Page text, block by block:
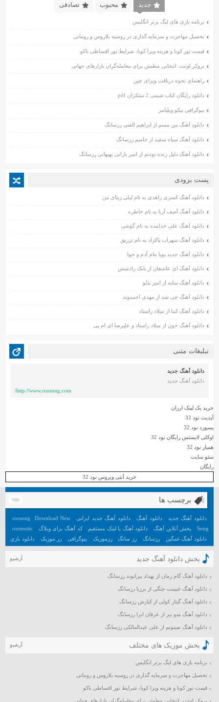
آبان ۱۴۰۲
مهر ۱۴۰۲
شهریور ۱۴۰۲
مرداد ۱۴۰۲
اردیبهشت ۱۴۰۲
فروردین ۱۴۰۲
آبان ۱۴۰۱
مهر ۱۴۰۱
اردیبهشت ۱۴۰۱
فروردین ۱۴۰۱
اسفند ۱۴۰۰
آبان ۱۴۰۰
مهر ۱۴۰۰
شهریور ۱۴۰۰
مرداد ۱۴۰۰
دی ۱۳۹۹
آذر ۱۳۹۹
مهر ۱۳۹۹
شهریور ۱۳۹۹
مرداد ۱۳۹۹
خرداد ۱۳۹۹
اردیبهشت ۱۳۹۹
اسفند ۱۳۹۸
بهمن ۱۳۹۸
دی ۱۳۹۸
آذر ۱۳۹۸
آبان ۱۳۹۸
مرداد ۱۳۹۸
تیر ۱۳۹۸
خرداد ۱۳۹۸
اردیبهشت ۱۳۹۸
فروردین ۱۳۹۸
بهمن ۱۳۹۷
دی ۱۳۹۷
آذر ۱۳۹۷
آبان ۱۳۹۷
جدید محبوب تصادفی
برنامه بازی های لیگ برتر انگلیس
تحصیل مهاجرت و سرمایه گذاری در روسیه بلاروس و رومانی
قیمت تور کوبا و هزینه ویزا کوبا، شرایط تور اقساطی باکو
بروکر اوتت، انتخابی مطمئن برای معامله‌گران بازارهای جهانی
راهنمای نحوه دریافت ویزای چین
دانلود رایگان کتاب شیمی 2 مبتکران pdf
بیوگرافی نیکو ویلیامز
دانلود آهنگ من مسم از ابراهیم الفتی رزسانگ
دانلود آهنگ سیاه سفید از حامیم رزسانگ
دانلود آهنگ دلیل زنده بودنم از امیر بارانی بهبهانی رزسانگ
پست بزودی
دانلود آهنگ کسری زاهدی به نام لیلی زیبای من
دانلود آهنگ آصف آریا به نام خاطره
دانلود آهنگ علی خدابنده به نام گوشی
دانلود آهنگ سهراب پاکزاد به نام تزریق
دانلود آهنگ جدید پویا بنام آدم و حوا
دانلود آهنگ ای عاشقان از بابک رادمنش
دانلود آهنگ سایه از امیر تتلو
دانلود آهنگ چی شد از مهدی احمدوند
دانلود آهنگ کما از میلاد راستاد
دانلود آهنگ خون از میلاد راستاد و علیرضا ای ام پی
تبلیغات متنی
دانلود آهنگ جدید
دانلود آهنگ جدید
http://www.rozsong.com/
خرید بک لینک ارزان
آپدیت نود 32
پسورد نود 32
اوکلی لایسنس رایگان نود 32
همیار نود 32
سئو سایت
رایگان
خرید آنتی ویروس نود 32
برچسب ها tags
دانلود آهنگ جدید دانلود آهنگ دانلود آهنگ جدید ایرانی rozsong
Download New
Song
پخش آنلاین آهنگ دانلود آهنگ با لینک مستقیم کد آهنگ برای وبلاگ
rozmusic
دانلود آهنگ غمگین
رزسانگ رز سانگ رزموزیک بیوگرافی رز موزیک
دانلود بازي
بخش دانلود آهنگ جدید آرشیو
دانلود آهنگ گام زمان از بهداد بیرانوند رزسانگ
دانلود آهنگ غنیمت جنگی از برزیا رزسانگ
دانلود آهنگ گیتار کولی از کیارش رزسانگ
دانلود آهنگ منو ببر از عرفان ابرا رزسانگ
دانلود آهنگ نمیتونم از علی عبدالمالکی رزسانگ
بخش موزیک های مختلف آرشیو
برنامه بازی های لیگ برتر انگلیس
تحصیل مهاجرت و سرمایه گذاری در روسیه بلاروس و رومانی
قیمت تور کوبا و هزینه ویزا کوبا، شرایط تور اقساطی باکو
بروکر اوتت، انتخابی مطمئن برای معامله‌گران بازارهای جهانی